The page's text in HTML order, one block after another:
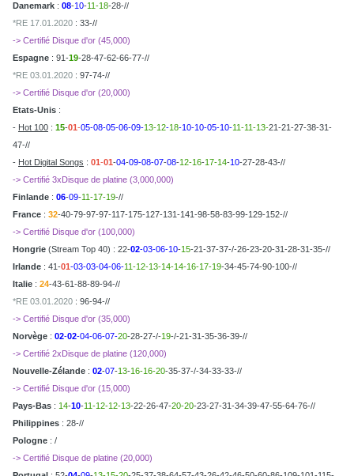
Danemark : 08-10-11-18-28-//
*RE 17.01.2020 : 33-//
-> Certifié Disque d'or (45,000)
Espagne : 91-19-28-47-62-66-77-//
*RE 03.01.2020 : 97-74-//
-> Certifié Disque d'or (20,000)
Etats-Unis :
- Hot 100 : 15-01 -05-08-05-06-09-13-12-18-10-10-05-10-11-11-13-21-21-27-38-31-
47-//
- Hot Digital Songs : 01 -01 -04-09-08-07-08-12-16-17-14-10-27-28-43-//
-> Certifié 3xDisque de platine (3,000,000)
Finlande : 06-09-11-17-19-//
France : 32-40-79-97-97-117-175-127-131-141-98-58-83-99-129-152-//
-> Certifié Disque d'or (100,000)
Hongrie (Stream Top 40) : 22-02-03-06-10-15-21-37-37-/-26-23-20-31-28-31-35-//
Irlande : 41-01 -03-03-04-06-11-12-13-14-14-16-17-19-34-45-74-90-100-//
Italie : 24-43-61-88-89-94-//
*RE 03.01.2020 : 96-94-//
-> Certifié Disque d'or (35,000)
Norvège : 02-02-04-06-07-20-28-27-/-19-/-21-31-35-36-39-//
-> Certifié 2xDisque de platine (120,000)
Nouvelle-Zélande : 02-07-13-16-16-20-35-37-/-34-33-33-//
-> Certifié Disque d'or (15,000)
Pays-Bas : 14-10-11-12-12-13-22-26-47-20-20-23-27-31-34-39-47-55-64-76-//
Philippines : 28-//
Pologne : /
-> Certifié Disque de platine (20,000)